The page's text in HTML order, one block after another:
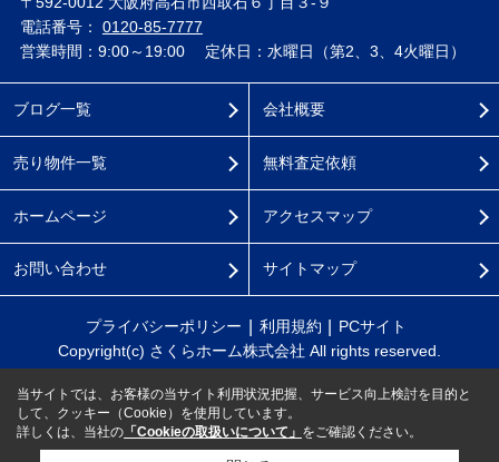
電話番号： 0120-85-7777
営業時間：9:00～19:00
定休日：水曜日（第2、3、4火曜日）
ブログ一覧
売り物件一覧
ホームページ
お問い合わせ
会社概要
無料査定依頼
アクセスマップ
サイトマップ
プライバシーポリシー 利用規約
PCサイト
Copyright(c) さくらホーム株式会社 All rights reserved.
当サイトでは、お客様の当サイト利用状況把握、サービス向上検討を目的と
して、クッキー（Cookie）を使用しています。
詳しくは、当社の 「Cookieの取扱いについて」 をご確認ください。